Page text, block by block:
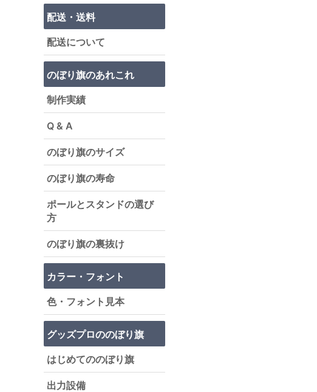
配送・送料
配送について
のぼり旗のあれこれ
制作実績
Q & A
のぼり旗のサイズ
のぼり旗の寿命
ポールとスタンドの選び
方
のぼり旗の裏抜け
カラー・フォント
色・フォント見本
グッズプロののぼり旗
はじめてののぼり旗
出力設備